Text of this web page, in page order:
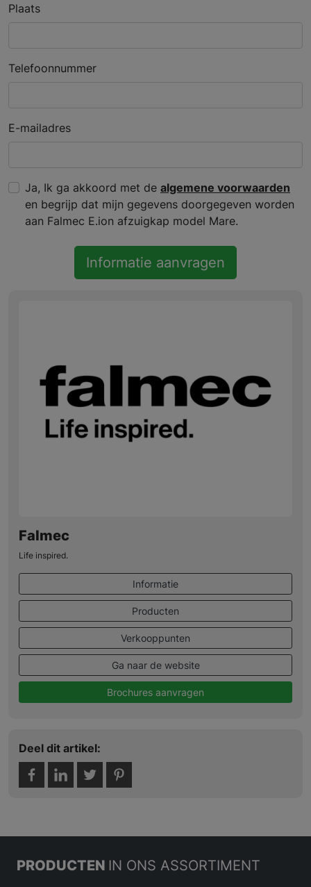
Plaats
Telefoonnummer
E-mailadres
Ja, Ik ga akkoord met de algemene voorwaarden
en begrijp dat mijn gegevens doorgegeven worden
aan Falmec E.ion afzuigkap model Mare.
Informatie aanvragen
Falmec
Life inspired.
Informatie
Producten
Verkooppunten
Ga naar de website
Brochures aanvragen
Deel dit artikel:
PRODUCTEN IN ONS ASSORTIMENT